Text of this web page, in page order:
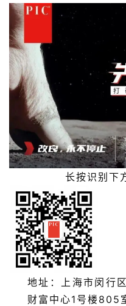
长按识别下
地址：上海市闵行
财富中心1号楼805